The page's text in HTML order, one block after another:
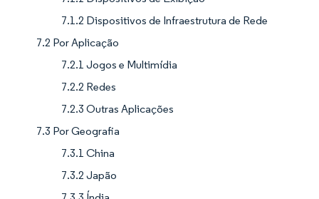
7.1.2 Dispositivos de Infraestrutura de Rede
7.2 Por Aplicação
7.2.1 Jogos e Multimídia
7.2.2 Redes
7.2.3 Outras Aplicações
7.3 Por Geografia
7.3.1 China
7.3.2 Japão